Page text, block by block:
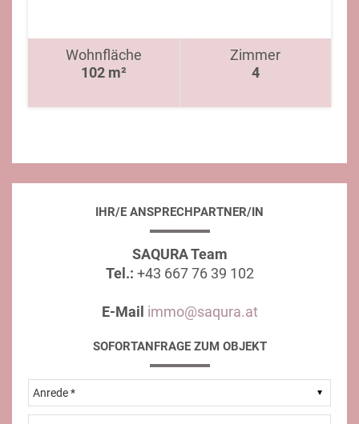
Wohnfläche
102 m²
Zimmer
4
IHR/E ANSPRECHPARTNER/IN
SAQURA Team
Tel.: +43 667 76 39 102
E-Mail immo@saqura.at
SOFORTANFRAGE ZUM OBJEKT